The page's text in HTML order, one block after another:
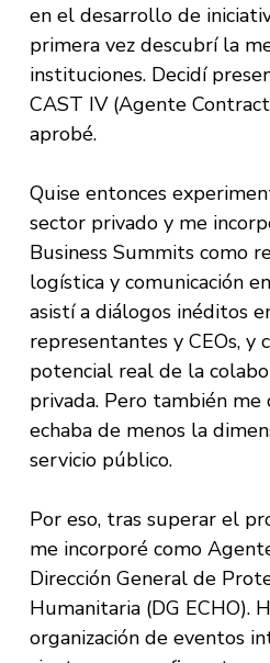
en el desarrollo de
primera vez descubrí la
instituciones. Decidí
CAST IV (Agente
aprobé.
Quise entonces
sector privado y me
Business Summits como
logística y comunicación
asistí a diálogos inéditos
representantes y CEOs, y
potencial real de la
privada. Pero también
echaba de menos la
servicio público.
Por eso, tras superar el
me incorporé como
Dirección General de
Humanitaria (DG ECHO).
organización de eventos